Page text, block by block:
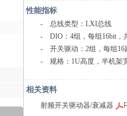
性能指标
- 总线类型：LXI总线
- DIO：4组，每组16bit，
- 开关驱动：2组，每组16
- 规格：1U高度，半机架
相关资料
射频开关驱动器/衰减器